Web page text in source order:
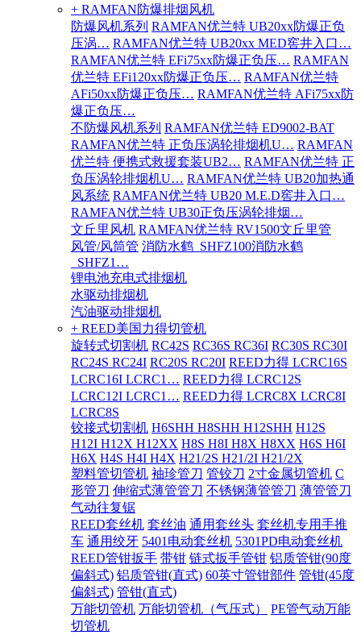
+ RAMFAN防爆排烟风机
防爆风机系列 RAMFAN优兰特 UB20xx防爆正负
压涡… RAMFAN优兰特 UB20xx MED窖井入口…
RAMFAN优兰特 EFi75xx防爆正负压… RAMFAN
优兰特 EFi120xx防爆正负压… RAMFAN优兰特
AFi50xx防爆正负压… RAMFAN优兰特 AFi75xx防
爆正负压…
不防爆风机系列 RAMFAN优兰特 ED9002-BAT
RAMFAN优兰特 正负压涡轮排烟机U… RAMFAN
优兰特 便携式救援套装UB2… RAMFAN优兰特 正
负压涡轮排烟机U… RAMFAN优兰特 UB20加热通
风系统 RAMFAN优兰特 UB20 M.E.D窖井入口…
RAMFAN优兰特 UB30正负压涡轮排烟…
文丘里风机 RAMFAN优兰特 RV1500文丘里管
风管/风筒管 消防水鹤_SHFZ100消防水鹤
_SHFZ1…
锂电池充电式排烟机
水驱动排烟机
汽油驱动排烟机
+ REED美国力得切管机
旋转式切割机 RC42S RC36S RC36I RC30S RC30I
RC24S RC24I RC20S RC20I REED力得 LCRC16S
LCRC16I LCRC1… REED力得 LCRC12S
LCRC12I LCRC1… REED力得 LCRC8X LCRC8I
LCRC8S
铰接式切割机 H6SHH H8SHH H12SHH H12S
H12I H12X H12XX H8S H8I H8X H8XX H6S H6I
H6X H4S H4I H4X H21/2S H21/2I H21/2X
塑料管切管机 袖珍管刀 管铰刀 2寸金属切管机 C
形管刀 伸缩式薄管管刀 不锈钢薄管管刀 薄管管刀
气动往复锯
REED套丝机 套丝油 通用套丝头 套丝机专用手推
车 通用绞牙 5401电动套丝机 5301PD电动套丝机
REED管钳扳手 带钳 链式扳手管钳 铝质管钳(90度
偏斜式) 铝质管钳(直式) 60英寸管钳部件 管钳(45度
偏斜式) 管钳(直式)
万能切管机 万能切管机（气压式）
PE管气动万能
切管机